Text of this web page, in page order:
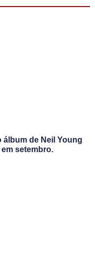
álbum de Neil Young
setembro.